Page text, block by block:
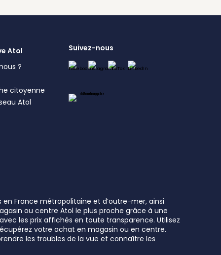
Atol
?
citoyenne
Atol
Suivez-nous
France métropolitaine et d’outre-mer, ainsi
ou centre Atol le plus proche grâce à une
les prix affichés en toute transparence. Utilisez
votre achat en magasin ou en centre.
les troubles de la vue et connaître les